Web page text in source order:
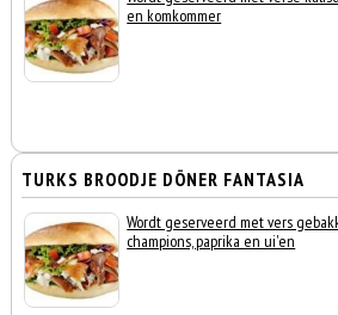
en komkommer
TURKS BROODJE DÖNER FANTASIA
Wordt geserveerd met vers
champions, paprika en ui'en